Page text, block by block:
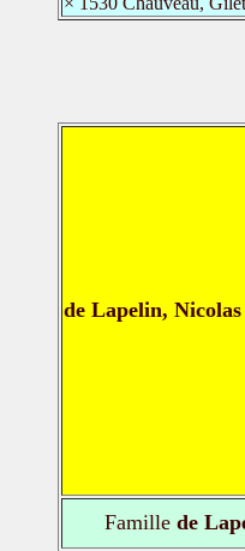
de Lapelin, Nicolas
Famillede